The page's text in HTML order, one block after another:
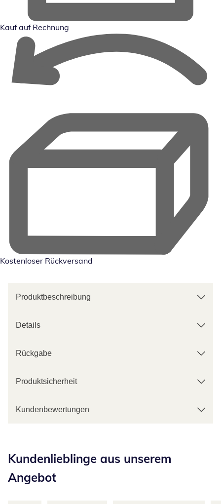
Kauf auf Rechnung
Kostenloser Rückversand
Produktbeschreibung
Details
Rückgabe
Produktsicherheit
Kundenbewertungen
Kundenlieblinge aus unserem
Angebot